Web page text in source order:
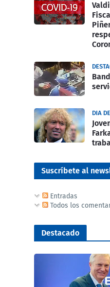
DIA
Suscríbete al
Entradas
Todos los
Destacado